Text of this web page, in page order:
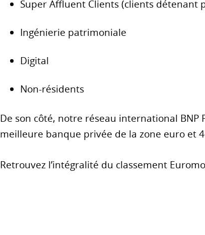
Super Affluent Clients (clients détenant
Ingénierie patrimoniale
Digital
Non-résidents
De son côté, notre réseau international
meilleure banque privée de la zone euro et
Retrouvez l’intégralité du classement